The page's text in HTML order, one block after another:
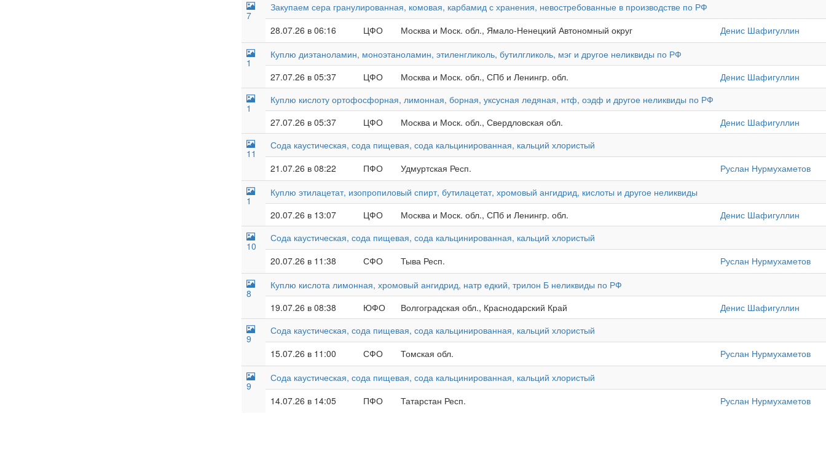
7
Закупаем сера гранулированная, комовая, карбамид с хранения, невостребованные в производстве по РФ
28.07.26 в 06:16
ЦФО Москва и Моск. обл., Ямало-Ненецкий Автономный округ Денис Шафигуллин
1
Куплю диэтаноламин, моноэтаноламин, этиленгликоль, бутилгликоль, мэг и другое неликвиды по РФ
27.07.26 в 05:37
ЦФО Москва и Моск. обл., СПб и Ленингр. обл. Денис Шафигуллин
1
Куплю кислоту ортофосфорная, лимонная, борная, уксусная ледяная, нтф, оэдф и другое неликвиды по РФ
27.07.26 в 05:37
ЦФО Москва и Моск. обл., Свердловская обл. Денис Шафигуллин
11
Сода каустическая, сода пищевая, сода кальцинированная, кальций хлористый
21.07.26 в 08:22
ПФО Удмуртская Респ. Руслан Нурмухаметов
1
Куплю этилацетат, изопропиловый спирт, бутилацетат, хромовый ангидрид, кислоты и другое неликвиды
20.07.26 в 13:07
ЦФО Москва и Моск. обл., СПб и Ленингр. обл. Денис Шафигуллин
10
Сода каустическая, сода пищевая, сода кальцинированная, кальций хлористый
20.07.26 в 11:38
СФО Тыва Респ. Руслан Нурмухаметов
8
Куплю кислота лимонная, хромовый ангидрид, натр едкий, трилон Б неликвиды по РФ
19.07.26 в 08:38
ЮФО Волгоградская обл., Краснодарский Край Денис Шафигуллин
9
Сода каустическая, сода пищевая, сода кальцинированная, кальций хлористый
15.07.26 в 11:00
СФО Томская обл. Руслан Нурмухаметов
9
Сода каустическая, сода пищевая, сода кальцинированная, кальций хлористый
14.07.26 в 14:05
ПФО Татарстан Респ. Руслан Нурмухаметов